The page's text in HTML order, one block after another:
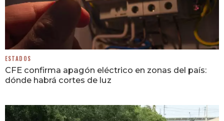
ESTADOS
CFE confirma apagón eléctrico en zonas del país:
dónde habrá cortes de luz